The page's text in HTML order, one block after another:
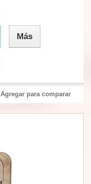
Más
Agregar para comparar